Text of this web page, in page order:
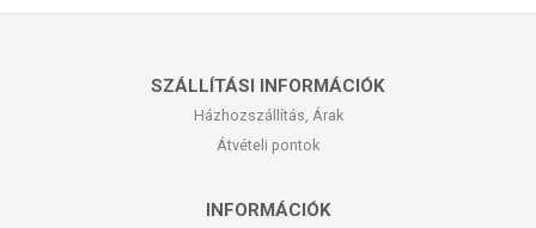
SZÁLLÍTÁSI INFORMÁCIÓK
Házhozszállítás, Árak
Átvételi pontok
INFORMÁCIÓK